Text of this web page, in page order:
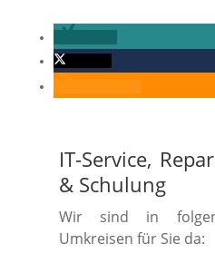
IT-Service,
& Schulung
Wir sind in
Umkreisen für Sie da: